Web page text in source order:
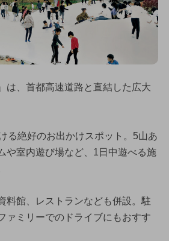
は、首都高速道路と直結した広大
る絶好のお出かけスポット。5山あ
や室内遊び場など、1日中遊べる施
料館、レストランなども併設。駐
ァミリーでのドライブにもおすす